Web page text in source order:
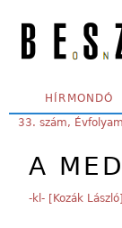
SECONDARY
HÍRMONDÓ
YOU ARE HERE:
33. szám,
A
-kl- [Kozák László]